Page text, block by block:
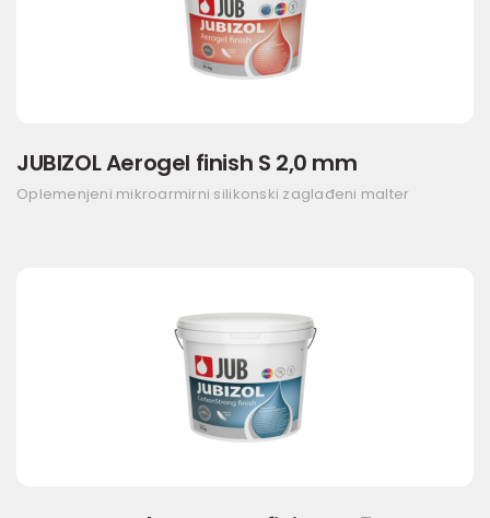
JUBIZOL Aerogel finish S 2,0 mm
Oplemenjeni mikroarmirni silikonski zaglađeni malter